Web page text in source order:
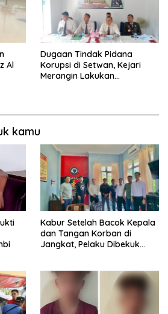
Al
Dugaan Tindak Pidana
Korupsi di Setwan, Kejari
Merangin Lakukan
kamu
Kabur Setelah Bacok Kepala
dan Tangan Korban di
Jangkat, Pelaku Dibekuk